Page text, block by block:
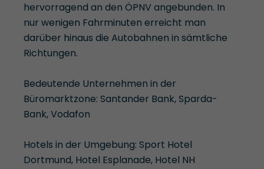
hervorragend an den ÖPNV angebunden. In
nur wenigen Fahrminuten erreicht man
darüber hinaus die Autobahnen in sämtliche
Richtungen.
Bedeutende Unternehmen in der
Büromarktzone: Santander Bank, Sparda-
Bank, Vodafon
Hotels in der Umgebung: Sport Hotel
Dortmund, Hotel Esplanade, Hotel NH